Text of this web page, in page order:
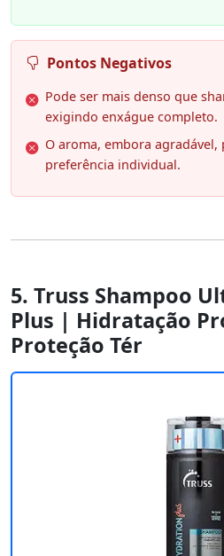
Pontos Negativos
Pode ser mais denso que
exigindo enxágue completo.
O aroma, embora
preferência individual.
5. Truss Shampoo
Plus | Hidratação
Proteção Tér